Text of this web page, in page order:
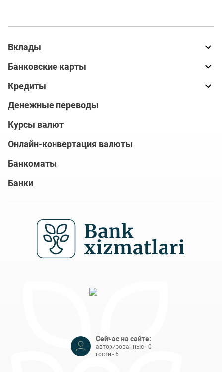
Вклады
Банковские карты
Кредиты
Денежные переводы
Курсы валют
Онлайн-конвертация валюты
Банкоматы
Банки
Сейчас на сайте:
авторизованные - 0
гости - 5